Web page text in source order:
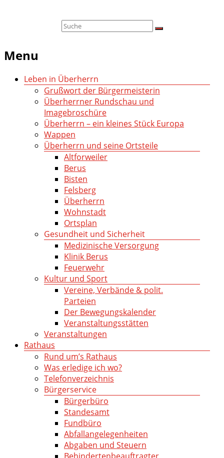
Menu
Leben in Überherrn
Grußwort der Bürgermeisterin
Überherrner Rundschau und
Imagebroschüre
Überherrn – ein kleines Stück Europa
Wappen
Überherrn und seine Ortsteile
Altforweiler
Berus
Bisten
Felsberg
Überherrn
Wohnstadt
Ortsplan
Gesundheit und Sicherheit
Medizinische Versorgung
Klinik Berus
Feuerwehr
Kultur und Sport
Vereine, Verbände & polit.
Parteien
Der Bewegungskalender
Veranstaltungsstätten
Veranstaltungen
Rathaus
Rund um’s Rathaus
Was erledige ich wo?
Telefonverzeichnis
Bürgerservice
Bürgerbüro
Standesamt
Fundbüro
Abfallangelegenheiten
Abgaben und Steuern